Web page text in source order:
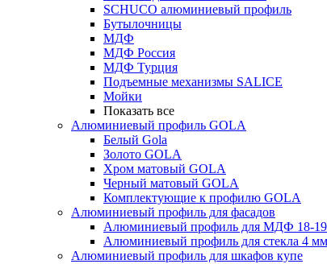
SCHUCO алюминиевый профиль
Бутылочницы
МДФ
МДФ Россия
МДФ Турция
Подъемные механизмы SALICE
Мойки
Показать все
Алюминиевый профиль GOLA
Белый Gola
Золото GOLA
Хром матовый GOLA
Черный матовый GOLA
Комплектующие к профилю GOLA
Алюминиевый профиль для фасадов
Алюминиевый профиль для МДФ 18-
Алюминиевый профиль для стекла 4 мм
Алюминиевый профиль для шкафов купе